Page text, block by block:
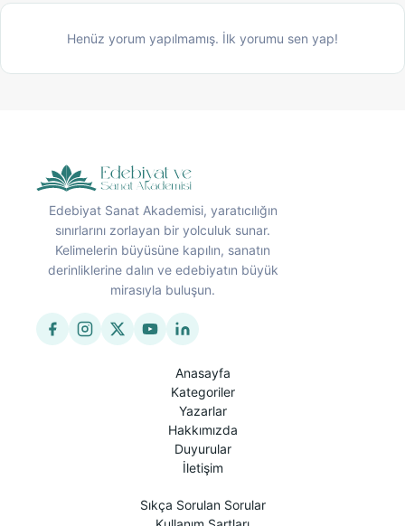
Henüz yorum yapılmamış. İlk yorumu sen yap!
Edebiyat Sanat Akademisi, yaratıcılığın
sınırlarını zorlayan bir yolculuk sunar.
Kelimelerin büyüsüne kapılın, sanatın
derinliklerine dalın ve edebiyatın büyük
mirasıyla buluşun.
Anasayfa
Kategoriler
Yazarlar
Hakkımızda
Duyurular
İletişim
Sıkça Sorulan Sorular